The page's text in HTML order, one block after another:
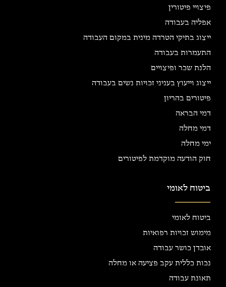
פיצויי פיטורין
אפליה בעבודה
ייצוג בתיקי הטרדה מינית במקום העבודה
התעמרות בעבודה
הלנת שכר ופיצויים
ייצוג וייעוץ בעניני זכויות נשים בעבודה
פיטורים בהריון
דמי הבראה
דמי מחלה
ימי מחלה
חוק הודעה מוקדמת לפיטורים
ביטוח לאומי
ביטוח לאומי
מימוש זכויות רפואיות
אובדן כושר עבודה
נכות כללית עקב פציעה או מחלה
תאונת עבודה